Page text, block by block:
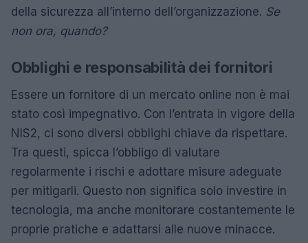
della sicurezza all’interno dell’organizzazione. Se
non ora, quando?
Obblighi e responsabilità dei fornitori
Essere un fornitore di un mercato online non è mai
stato così impegnativo. Con l’entrata in vigore della
NIS2, ci sono diversi obblighi chiave da rispettare.
Tra questi, spicca l’obbligo di valutare
regolarmente i rischi e adottare misure adeguate
per mitigarli. Questo non significa solo investire in
tecnologia, ma anche monitorare costantemente le
proprie pratiche e adattarsi alle nuove minacce.